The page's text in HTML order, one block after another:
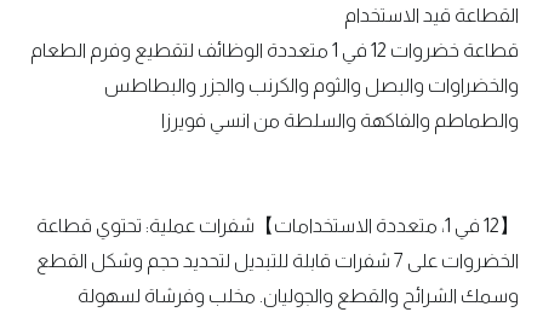
القطاعة قيد الاستخدام
قطاعة خضروات 12 في 1 متعددة الوظائف لتقطيع وفرم الطعام
والخضراوات والبصل والثوم والكرنب والجزر والبطاطس
والطماطم والفاكهة والسلطة من انسي فويرزا
【12 في 1، متعددة الاستخدامات】شفرات عملية: تحتوي قطاعة
الخضروات على 7 شفرات قابلة للتبديل لتحديد حجم وشكل القطع
وسمك الشرائح والقطع والجوليان. مخلب وفرشاة لسهولة